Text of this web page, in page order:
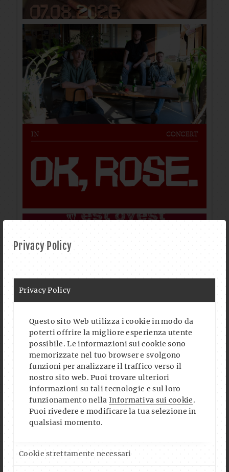
Privacy Policy
Privacy Policy
Questo sito Web utilizza i cookie in modo da
poterti offrire la migliore esperienza utente
possibile. Le informazioni sui cookie sono
memorizzate nel tuo browser e svolgono
funzioni per analizzare il traffico verso il
nostro sito web. Puoi trovare ulteriori
informazioni su tali tecnologie e sul loro
funzionamento nellaInformativa sui cookie.
Puoi rivedere e modificare la tua selezione in
qualsiasi momento.
Cookie strettamente necessari
Mehr laden Auf Instagram folgen